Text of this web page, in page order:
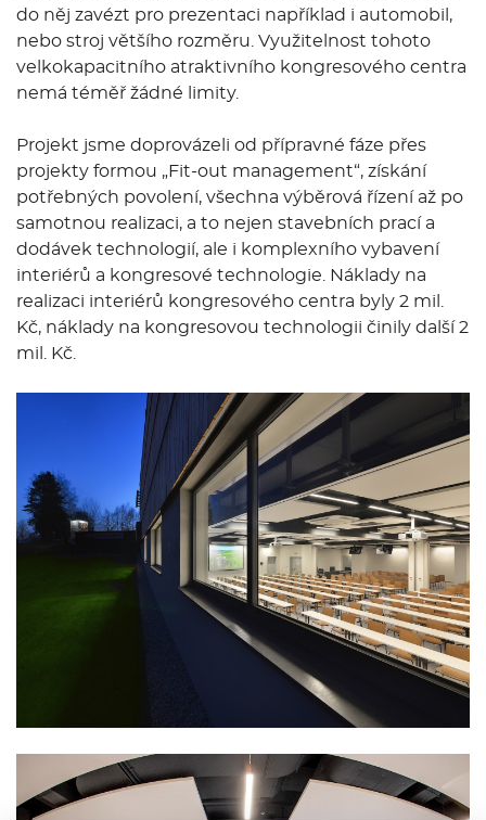
do něj zavézt pro prezentaci například i automobil,
nebo stroj většího rozměru. Využitelnost tohoto
velkokapacitního atraktivního kongresového centra
nemá téměř žádné limity.
Projekt jsme doprovázeli od přípravné fáze přes
projekty formou „Fit-out management“, získání
potřebných povolení, všechna výběrová řízení až po
samotnou realizaci, a to nejen stavebních prací a
dodávek technologií, ale i komplexního vybavení
interiérů a kongresové technologie. Náklady na
realizaci interiérů kongresového centra byly 2 mil.
Kč, náklady na kongresovou technologii činily další 2
mil. Kč.